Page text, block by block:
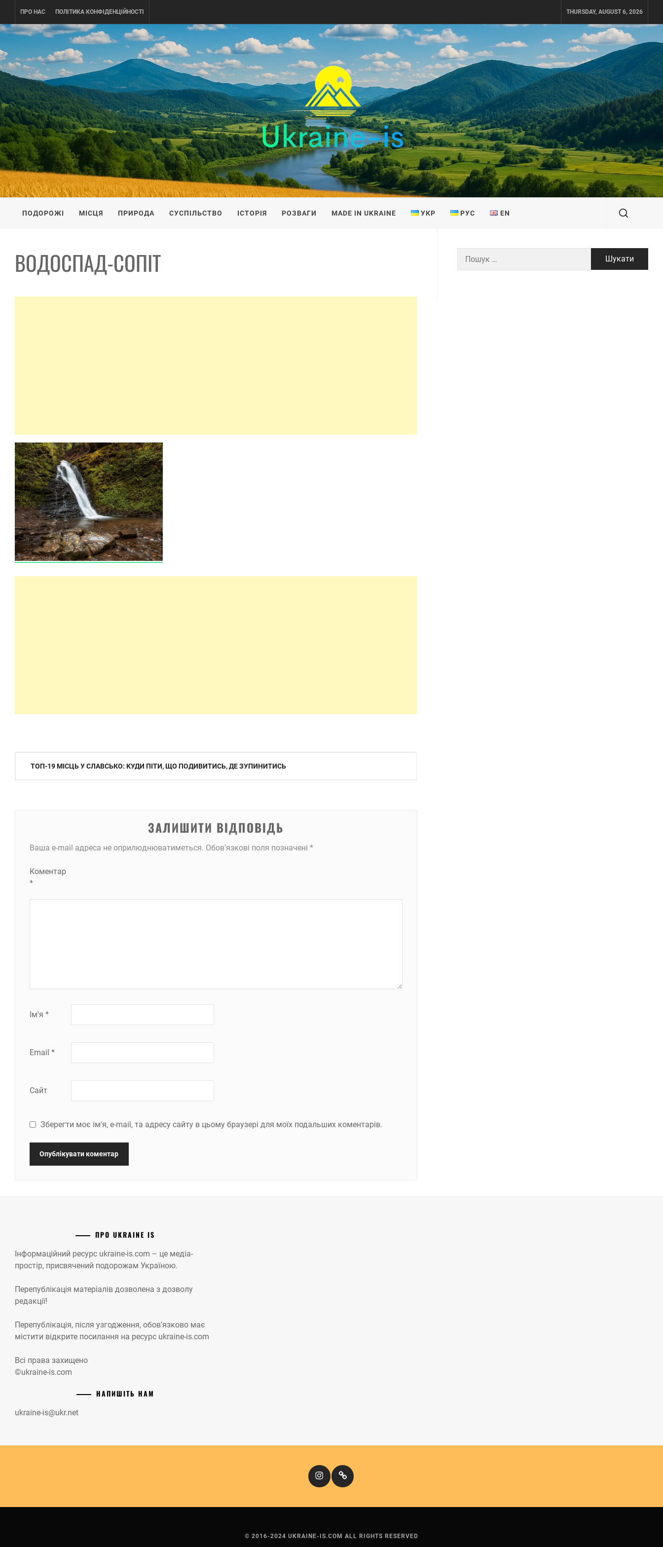
content
ПРО НАС ПОЛІТИКА КОНФІДЕНЦІЙНОСТІ THURSDAY, AUGUST 6, 2026
UKRAINE-IS
ПОДОРОЖI ПО УКРАЇНІ
ПОДОРОЖІ МІСЦЯ ПРИРОДА СУСПІЛЬСТВО ІСТОРІЯ РОЗВАГИ MADE IN UKRAINE УКР РУС EN
ВОДОСПАД-СОПІТ
Навігація
ТОП-19 МІСЦЬ У СЛАВСЬКО: КУДИ ПІТИ, ЩО ПОДИВИТИСЬ, ДЕ ЗУПИНИТИСЬ
ЗАЛИШИТИ ВІДПОВІДЬ
Ваша e-mail адреса не оприлюднюватиметься. Обов’язкові поля позначені *
Коментар
*
Ім'я *
Email *
Сайт
Зберегти моє ім'я, e-mail, та адресу сайту в цьому браузері для моїх подальших коментарів.
ПРО UKRAINE IS
Інформаційний ресурс ukraine-is.com – це медіа-
простір, присвячений подорожам Україною.
Перепублікація матеріалів дозволена з дозволу
редакції!
Перепублікація, після узгодження, обов’язково має
містити відкрите посилання на ресурс ukraine-is.com
Всі права захищено
©ukraine-is.com
НАПИШІТЬ НАМ
ukraine-is@ukr.net
InstagramКіномандри
© 2016-2024 UKRAINE-IS.COM ALL RIGHTS RESERVED